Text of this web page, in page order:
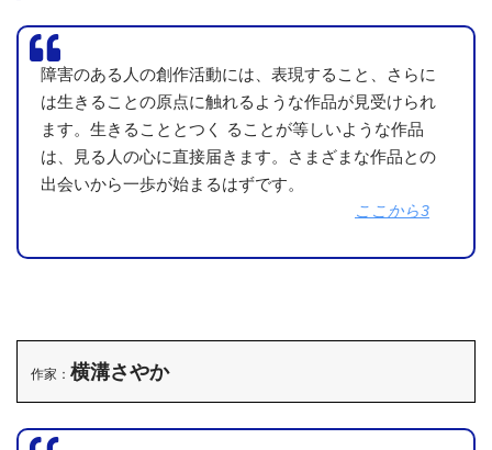
ているから。（私の拙い理解ですが。）
ここでもやっぱり、「理由」や「背景」に当たる「コンセ
プト」が存在しています。
障害のある人の創作活動には、表現すること、さらに
は生きることの原点に触れるような作品が見受けられ
ます。生きることとつく ることが等しいような作品
は、見る人の心に直接届きます。さまざまな作品との
出会いから一歩が始まるはずです。
ここから3
作家： 横溝さやか